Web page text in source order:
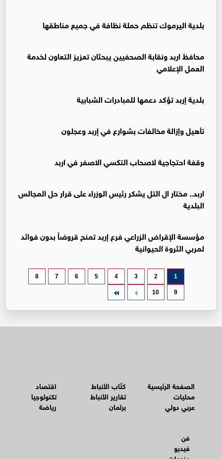
بلدية اليرموك تنظم حملة نظافة في جميع مناطقها
محافظ اربد ونقابة الصحفيين يبحثان تعزيز التعاون لخدمة
العمل الإعلامي
بلدية إربد تؤكد دعمها للمبادرات الشبابية
تأهيل وإزالة مخالفات بشوارع في إربد وعجلون
وقفة احتجاجية لاصحاب التكسي الاصفر في اربد
اربد.. مختار ال التل يشكر رئيس الوزراء على قرار حل المجالس
البلدية
مؤسسة الإقراض الزراعي فرع إربد تمنح قروضاً بدون فوائد
لمربي الثروة الحيوانية
1
2
3
4
5
6
7
8
9
10
الصفحة الرئيسية
محليات
عربي دولي
كتّاب الأنباط
تقارير الأنباط
برلمان
اقتصاد
تكنولوجيا
رياضة
فن
فيديو